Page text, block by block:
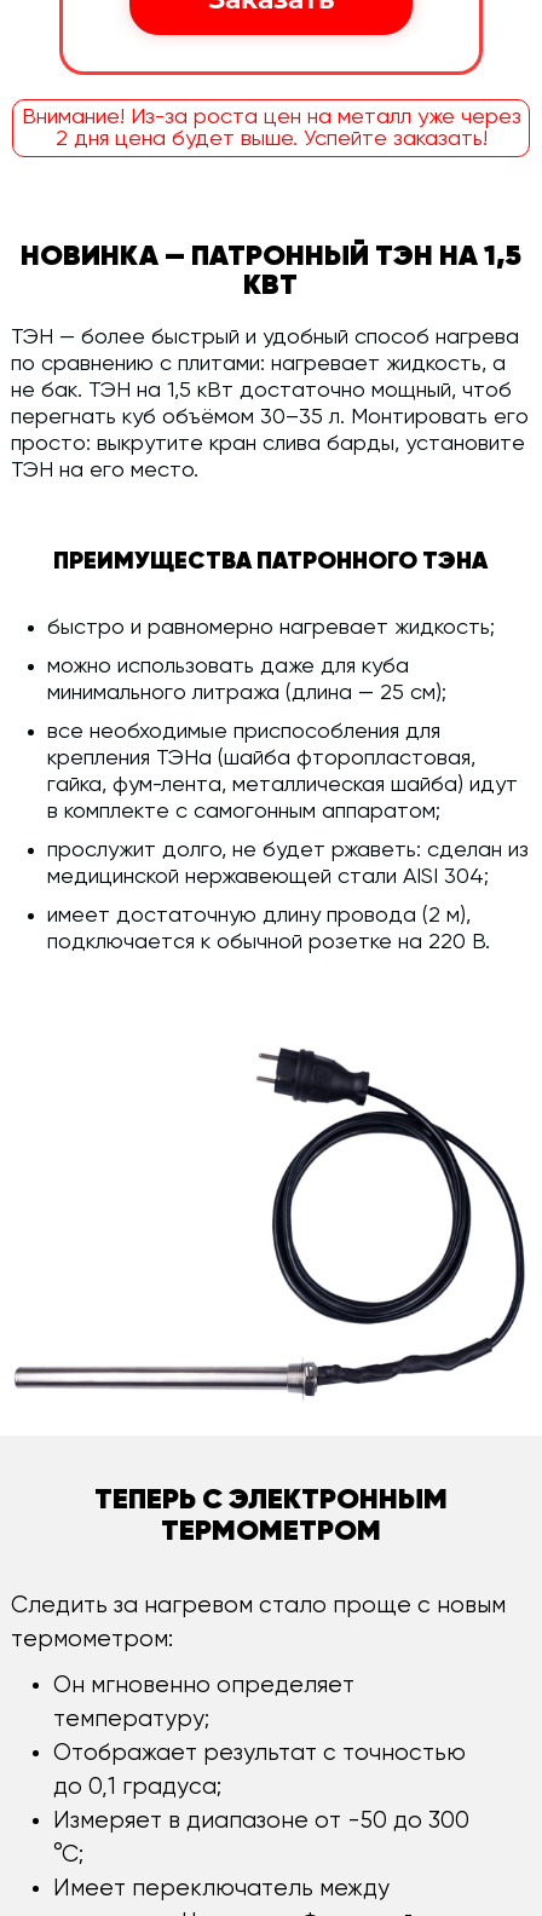
Внимание! Из-за роста цен на металл уже через
2 дня цена будет выше. Успейте заказать!
НОВИНКА — ПАТРОННЫЙ ТЭН НА 1,5
КВТ
ТЭН — более быстрый и удобный способ нагрева
по сравнению с плитами: нагревает жидкость, а
не бак. ТЭН на 1,5 кВт достаточно мощный, чтоб
перегнать куб объёмом 30–35 л. Монтировать его
просто: выкрутите кран слива барды, установите
ТЭН на его место.
ПРЕИМУЩЕСТВА ПАТРОННОГО ТЭНА
быстро и равномерно нагревает жидкость;
можно использовать даже для куба
минимального литража (длина — 25 см);
все необходимые приспособления для
крепления ТЭНа (шайба фторопластовая,
гайка, фум-лента, металлическая шайба) идут
в комплекте с самогонным аппаратом;
прослужит долго, не будет ржаветь: сделан из
медицинской нержавеющей стали AISI 304;
имеет достаточную длину провода (2 м),
подключается к обычной розетке на 220 В.
ТЕПЕРЬ С ЭЛЕКТРОННЫМ
ТЕРМОМЕТРОМ
Следить за нагревом стало проще с новым
термометром:
Он мгновенно определяет
температуру;
Отображает результат с точностью
до 0,1 градуса;
Измеряет в диапазоне от -50 до 300
°С;
Имеет переключатель между